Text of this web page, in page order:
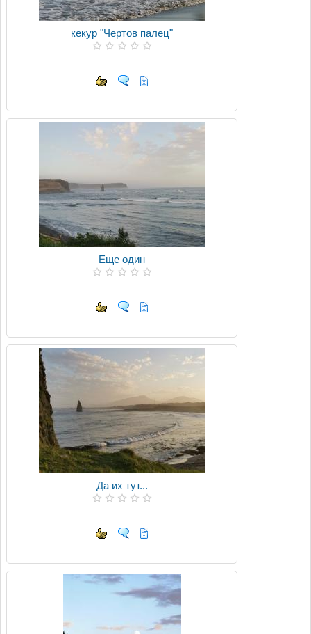
кекур "Чертов палец"
Еще один
Да их тут...